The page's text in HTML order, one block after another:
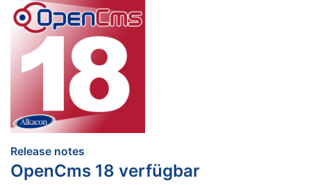
Release notes
OpenCms 18 verfügbar